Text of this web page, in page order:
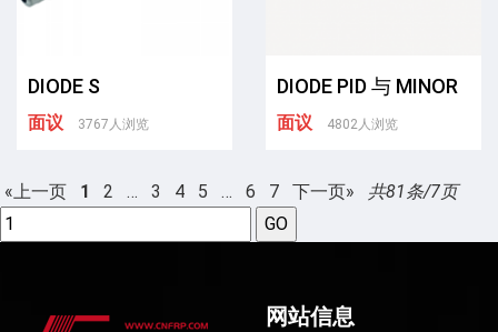
DIODE S
面议 3767人浏览
DIODE PID 与 MINOR
面议 4802人浏览
«上一页 1 2 … 3 4 5 … 6 7 下一页» 共81条/7页
网站信息